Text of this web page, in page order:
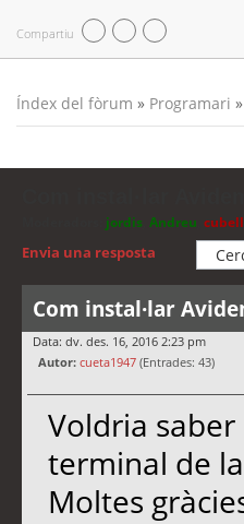
Compartiu
Índex del fòrum » Programari »
jordis Andreu
Envia una resposta
Com instal·lar
Data: dv. des. 16, 2016 2:23 pm
Autor: cueta1947 (Entrades: 43)
Voldria
terminal de
Moltes